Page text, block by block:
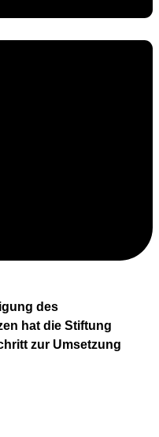
des
hat die Stiftung
zur Umsetzung